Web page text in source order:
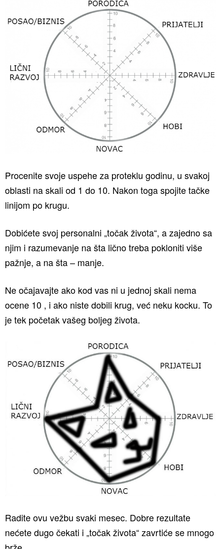
Procenite svoje uspehe za proteklu godinu, u svakoj
oblasti na skali od 1 do 10. Nakon toga spojite tačke
linijom po krugu.
Dobićete svoj personalni „točak života“, a zajedno sa
njim i razumevanje na šta lično treba pokloniti više
pažnje, a na šta – manje.
Ne očajavajte ako kod vas ni u jednoj skali nema
ocene 10 , i ako niste dobili krug, već neku kocku. To
je tek početak vašeg boljeg života.
Radite ovu vežbu svaki mesec. Dobre rezultate
nećete dugo čekati i „točak života“ zavrtiće se mnogo